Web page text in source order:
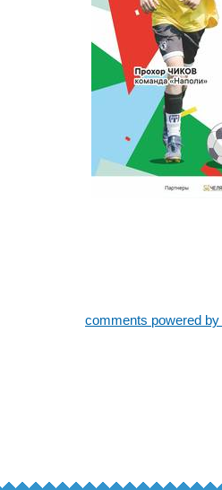
comments powered